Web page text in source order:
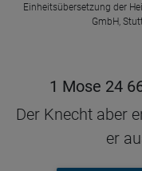
Einheitsübersetzung der
GmbH,
1 Mose 24
Der Knecht aber
er